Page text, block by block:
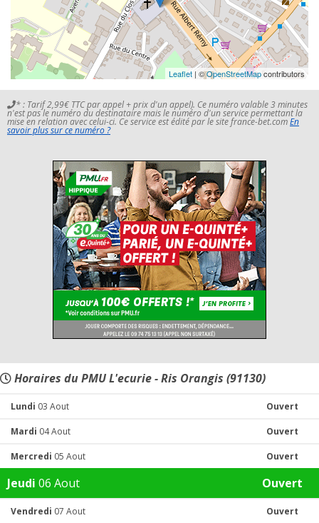
Leaflet | ©OpenStreetMapcontributors
* : Tarif 2,99€ TTC par appel + prix d'un appel). Ce numéro valable 3 minutes
n'est pas le numéro du destinataire mais le numéro d'un service permettant la
mise en relation avec celui-ci. Ce service est édité par le site france-bet.comEn
savoir plus sur ce numéro ?
Horaires du PMU L'ecurie - Ris Orangis (91130)
Lundi 03 Aout Ouvert
Mardi 04 Aout Ouvert
Mercredi 05 Aout Ouvert
Jeudi 06 Aout Ouvert
Vendredi 07 Aout Ouvert